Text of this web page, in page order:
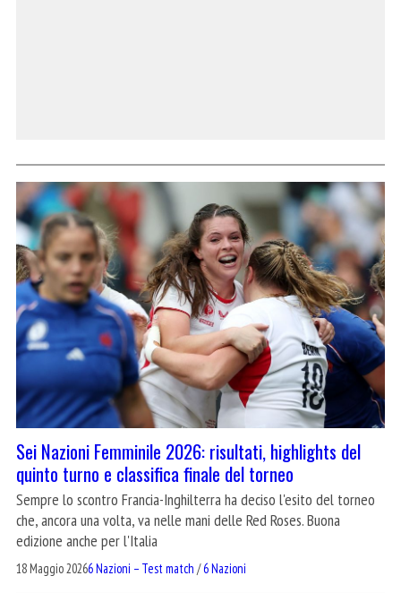
Sei Nazioni Femminile 2026: risultati, highlights del
quinto turno e classifica finale del torneo
Sempre lo scontro Francia-Inghilterra ha deciso l'esito del torneo
che, ancora una volta, va nelle mani delle Red Roses. Buona
edizione anche per l'Italia
18 Maggio 20266 Nazioni – Test match /6 Nazioni